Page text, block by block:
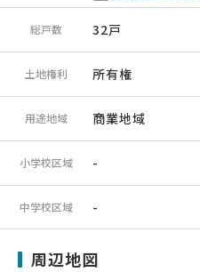
総戸数 32戸
土地権利 所有権
用途地域 商業地域
小学校区域 -
中学校区域 -
周辺地図